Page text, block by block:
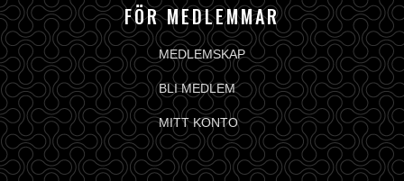
FÖR MEDLEMMAR
MEDLEMSKAP
BLI MEDLEM
MITT KONTO